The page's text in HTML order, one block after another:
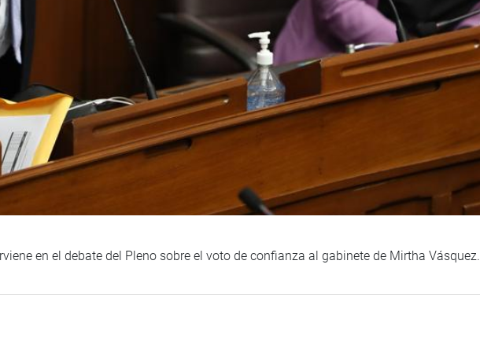
en el debate del Pleno sobre el voto de confianza al gabinete de Mirtha Vásquez.